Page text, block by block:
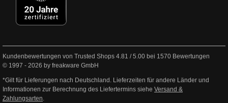
Kundenbewertungen von Trusted Shops 4.81 /5.00 bei 1570 Bewertungen
© 1997 - 2026 by freakware GmbH
*Gilt für Lieferungen nach Deutschland. Lieferzeiten für andere Länder und
Informationen zur Berechnung des Liefertermins siehe Versand &
Zahlungsarten.